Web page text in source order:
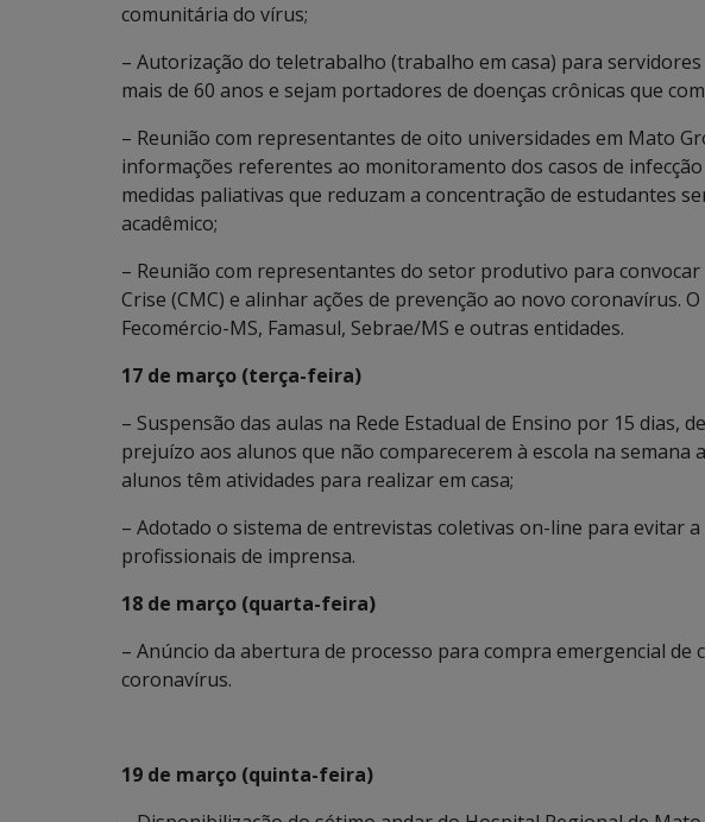
comunitária do vírus;
– Autorização do teletrabalho (trabalho em casa) para
mais de 60 anos e sejam portadores de doenças crônicas que
– Reunião com representantes de oito universidades em Mato
informações referentes ao monitoramento dos casos de
medidas paliativas que reduzam a concentração de estudantes
acadêmico;
– Reunião com representantes do setor produtivo para
Crise (CMC) e alinhar ações de prevenção ao novo coronavírus.
Fecomércio-MS, Famasul, Sebrae/MS e outras entidades.
17 de março (terça-feira)
– Suspensão das aulas na Rede Estadual de Ensino por 15 dias,
prejuízo aos alunos que não comparecerem à escola na semana
alunos têm atividades para realizar em casa;
– Adotado o sistema de entrevistas coletivas on-line para evitar
profissionais de imprensa.
18 de março (quarta-feira)
– Anúncio da abertura de processo para compra emergencial de
coronavírus.
19 de março (quinta-feira)